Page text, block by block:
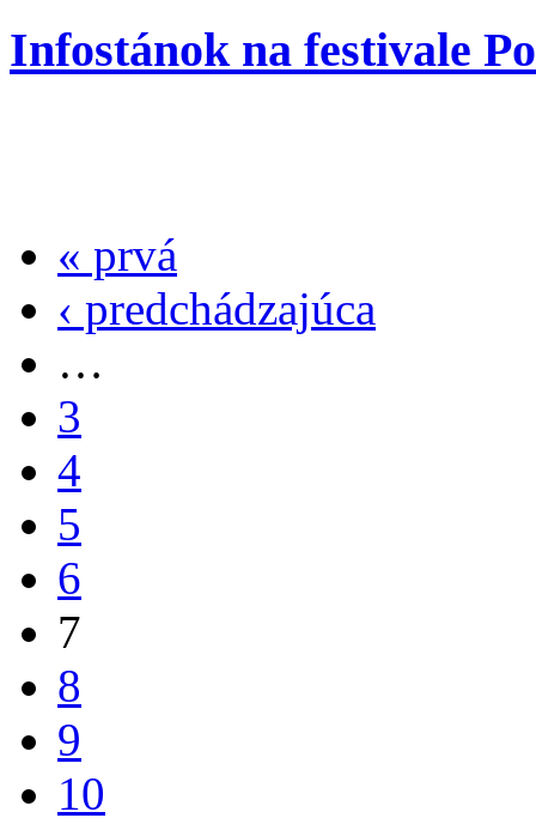
Infostánok na festivale
« prvá
‹ predchádzajúca
…
3
4
5
6
7
8
9
10